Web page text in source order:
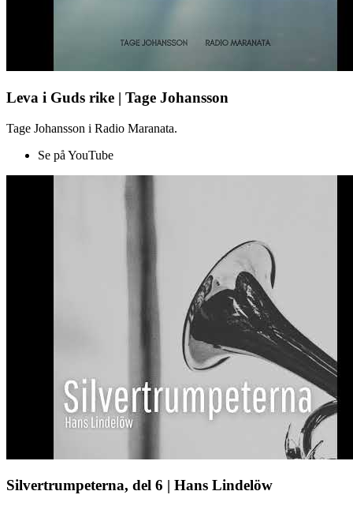
Leva i Guds rike | Tage Johansson
Tage Johansson i Radio Maranata.
Se på YouTube
Silvertrumpeterna, del 6 | Hans Lindelöw